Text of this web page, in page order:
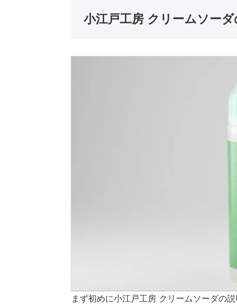
小江戸工房 クリームソーダ
まず初めに小江戸工房 クリームソーダの